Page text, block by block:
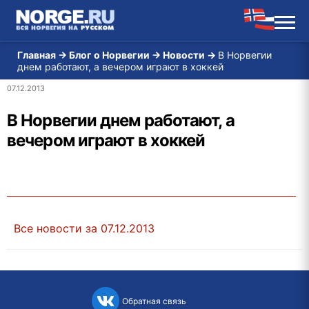
Главная → Блог о Норвегии → Новости → В Норвегии
днем работают, а вечером играют в хоккей
07.12.2013
В Норвегии днем работают, а
вечером играют в хоккей
Все новости за 07.12.2013
Обратная связь